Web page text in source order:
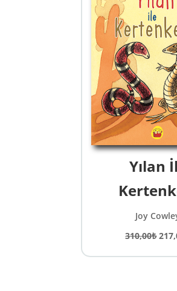
Yılan
Joy
310,00₺